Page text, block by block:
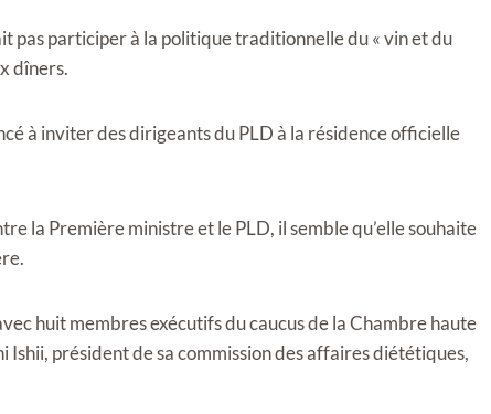
pas participer à la politique traditionnelle du « vin et du
dîners.
à inviter des dirigeants du PLD à la résidence officielle
la Première ministre et le PLD, il semble qu’elle souhaite
huit membres exécutifs du caucus de la Chambre haute
président de sa commission des affaires diététiques,